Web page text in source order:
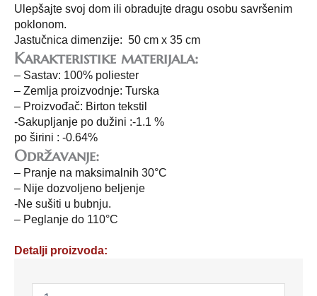
Ulepšajte svoj dom ili obradujte dragu osobu savršenim
poklonom.
Jastučnica dimenzije: 50 cm x 35 cm
Karakteristike materijala:
– Sastav: 100% poliester
– Zemlja proizvodnje: Turska
– Proizvođač: Birton tekstil
-Sakupljanje po dužini :-1.1 %
po širini : -0.64%
Održavanje:
– Pranje na maksimalnih 30°C
– Nije dozvoljeno beljenje
-Ne sušiti u bubnju.
– Peglanje do 110°C
Detalji proizvoda: